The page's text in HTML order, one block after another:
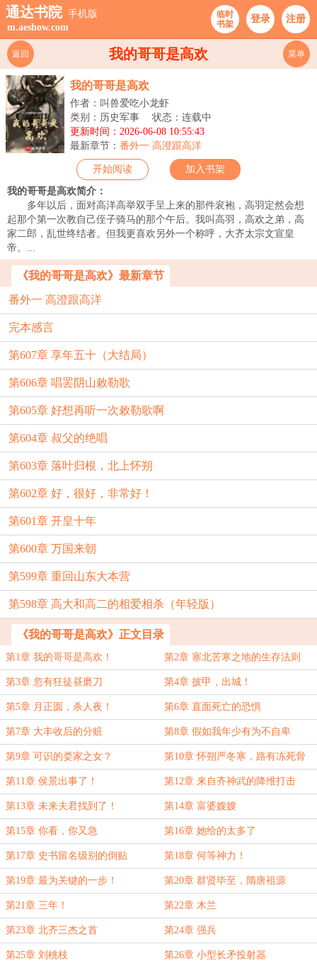
通达书院 手机版
m.aeshow.com
临时
书架
登录 注册
我的哥哥是高欢
返回 菜单
我的哥哥是高欢
作者：叫兽爱吃小龙虾
类别：历史军事
状态：连载中
更新时间：2026-06-08 10:55:43
最新章节： 番外一 高澄跟高洋
开始阅读 加入书架
我的哥哥是高欢简介：
多年以后，面对高洋高举双手呈上来的那件衮袍，高羽定然会想
起那个第一次教自己侄子骑马的那个午后。我叫高羽，高欢之弟，高
家二郎，乱世终结者。但我更喜欢另外一个称呼，大齐太宗文宣皇
帝。...
《我的哥哥是高欢》最新章节
番外一 高澄跟高洋
完本感言
第607章 享年五十（大结局）
第606章 唱罢阴山敕勒歌
第605章 好想再听一次敕勒歌啊
第604章 叔父的绝唱
第603章 落叶归根，北上怀朔
第602章 好，很好，非常好！
第601章 开皇十年
第600章 万国来朝
第599章 重回山东大本营
第598章 高大和高二的相爱相杀（年轻版）
《我的哥哥是高欢》正文目录
第1章 我的哥哥是高欢！ 第2章 塞北苦寒之地的生存法则
第3章 忽有狂徒昼磨刀 第4章 披甲，出城！
第5章 月正圆，杀人夜！ 第6章 直面死亡的恐惧
第7章 大丰收后的分赃 第8章 假如我年少有为不自卑
第9章 可识的娄家之女？ 第10章 怀朔严冬寒，路有冻死骨
第11章 侯景出事了！ 第12章 来自齐神武的降维打击
第13章 未来夫君找到了！ 第14章 富婆嫂嫂
第15章 你看，你又急 第16章 她给的太多了
第17章 史书留名级别的倒贴 第18章 何等神力！
第19章 最为关键的一步！ 第20章 群贤毕至，隋唐祖源
第21章 三年！ 第22章 木兰
第23章 北齐三杰之首 第24章 强兵
第25章 刘桃枝 第26章 小型长矛投射器